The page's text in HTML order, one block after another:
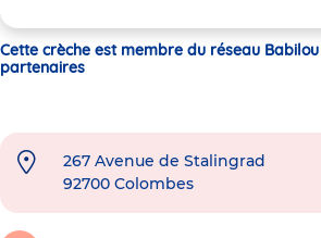
Cette crèche est membre du réseau
partenaires
267 Avenue de Stalingrad
92700 Colombes